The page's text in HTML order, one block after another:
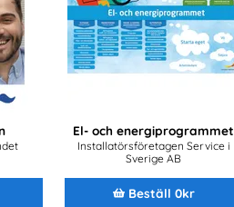
El- och energiprogrammet
Installatörsföretagen Service i
Sverige AB
Beställ 0kr